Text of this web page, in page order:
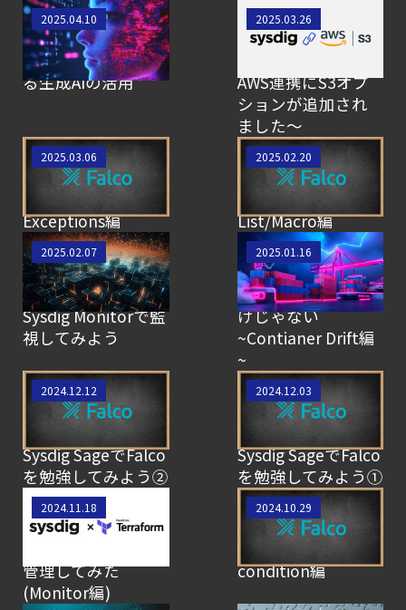
【SCSK技術者によ
るブログ】システム
コール分析におけ
る生成AIの活用
2025.04.10
【SCSK技術者によ
るブログ】Sysdig情
AWS連携にS3オプ
ションが追加され
ました～
2025.03.26
【SCSK技術者によ
るブログ】Falco初
学者講座 -
Exceptions編
2025.03.06
【SCSK技術者によ
るブログ】Falco初
学者講座 -
List/Macro編
2025.02.20
【SCSK技術者によ
るブログ】コンテ
ナの電力消費を
Sysdig Monitorで監
視してみよう
2025.02.07
【SCSK技術者によ
るブログ】Sysdigの
脅威検知はFalcoだ
けじゃない
~Contianer Drift編
~
2025.01.16
【SCSK技術者によ
るブログ】~Falco
初学者に送る~
Sysdig SageでFalco
を勉強してみよう②
2024.12.12
【SCSK技術者によ
るブログ】~Falco
初学者に送る~
Sysdig SageでFalco
を勉強してみよう①
2024.12.03
【 SCSK技術者によ
るブログ】Sysdigの
管理してみた
(Monitor編)
2024.11.18
【SCSK技術者によ
るブログ】Falco初
学者講座 -
condition編
2024.10.29